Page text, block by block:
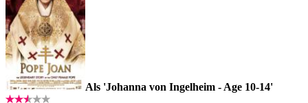
Als 'Johanna von Ingelheim - Age 10-14'